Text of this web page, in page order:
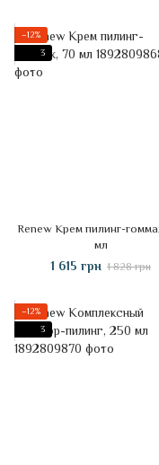
−12%
3
Renew Крем пилинг-
мл
1 615 грн 1 828 грн
−12%
3